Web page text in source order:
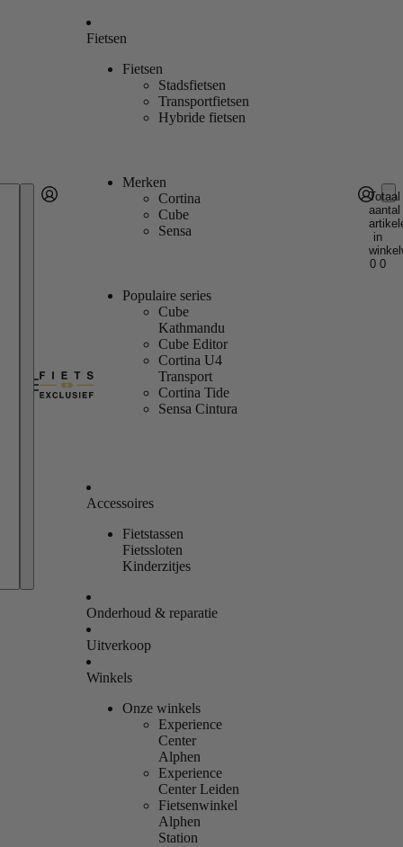
Fietsen
Fietsen
Stadsfietsen
Transportfietsen
Hybride fietsen
Merken
Cortina
Cube
Sensa
Populaire series
Cube
Kathmandu
Cube Editor
Cortina U4
Transport
Cortina Tide
Sensa Cintura
Accessoires
Fietstassen
Fietssloten
Kinderzitjes
Onderhoud & reparatie
Uitverkoop
Winkels
Onze winkels
Experience
Center
Alphen
Experience
Center Leiden
Fietsenwinkel
Alphen
Station
Andere inlogoptiesInloggen
Bestellingen
Profiel
Totaal
aantal
in
0 0